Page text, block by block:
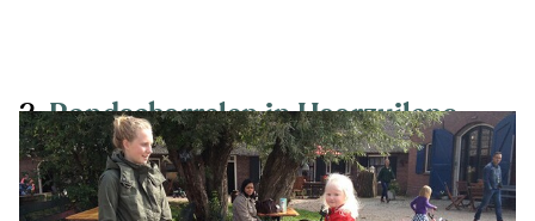
2.Rondscharrelen in Haarzuilens